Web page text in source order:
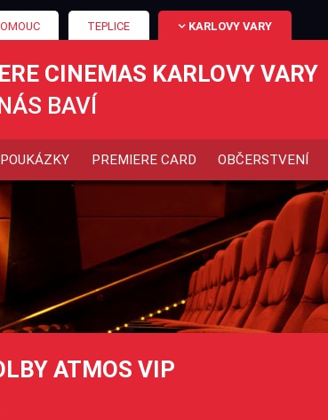
TEPLICE KARLOVY VARY
CINEMAS KARLOVY VARY
BAVÍ
POUKÁZKY PREMIERE CARD OBČERSTVENÍ
ATMOS VIP